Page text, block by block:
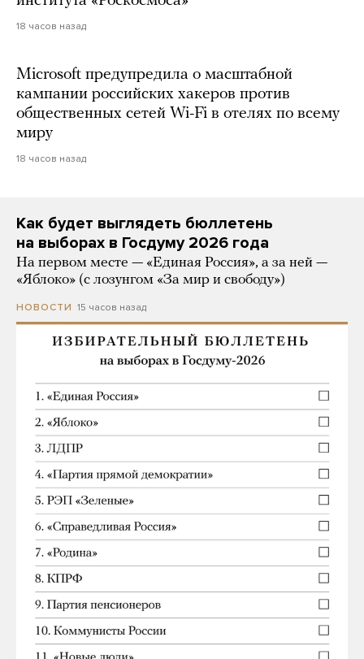
18 часов назад
Microsoft предупредила о масштабной
кампании российских хакеров против
общественных сетей Wi-Fi в отелях по всему
миру
18 часов назад
Как будет выглядеть бюллетень
на выборах в Госдуму 2026 года
На первом месте — «Единая Россия», а за ней —
«Яблоко» (с лозунгом «За мир и свободу»)
НОВОСТИ 15 часов назад